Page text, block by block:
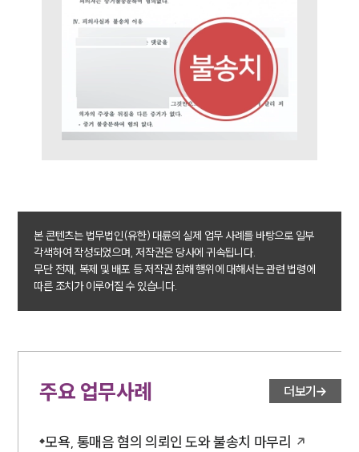
공지사항
법률 블로그
법률서식
뉴스레터/브로슈어
세미나
본 콘텐츠는 법무법인(유한) 대륜의 실제 업무 사례를 바탕으로 일부
각색하여 작성되었으며, 저작권은 당사에 귀속됩니다.
무단 전재, 복제 및 배포 등 저작권 침해 행위에 대해서는 관련 법령에
따른 조치가 이루어질 수 있습니다.
주요 업무사례 더보기
모욕, 통매음 혐의 의뢰인 도와 불송치 마무리